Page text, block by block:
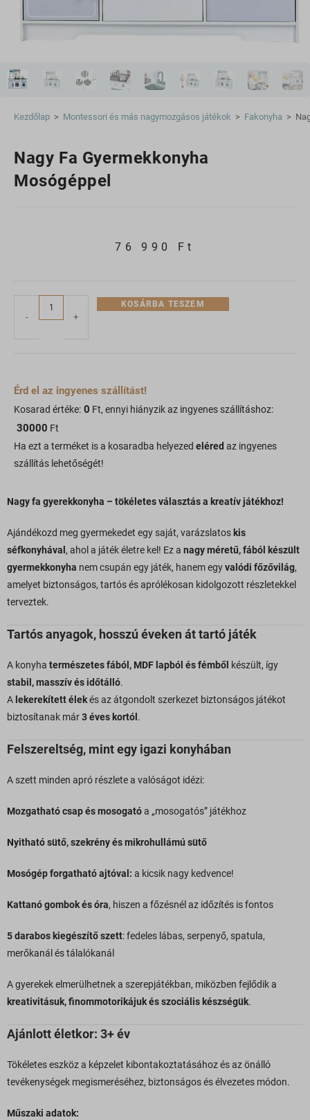
Kezdőlap > Montessori és más nagymozgásos játékok > Fakonyha >
Nagy Fa Gyermekkonyha
Mosógéppel
76 990 Ft
- +
KOSÁRBA TESZEM
Érd el az ingyenes szállítást!
Kosarad értéke: 0 Ft, ennyi hiányzik az ingyenes szállításhoz:
30000 Ft
Ha ezt a terméket is a kosaradba helyezed eléred az ingyenes
szállítás lehetőségét!
Nagy fa gyerekkonyha – tökéletes választás a kreatív játékhoz!
Ajándékozd meg gyermekedet egy saját, varázslatos kis
séfkonyhával , ahol a játék életre kel! Ez a nagy méretű, fából készült
gyermekkonyha nem csupán egy játék, hanem egyvalódi főzővilág,
amelyet biztonságos, tartós és aprólékosan kidolgozott részletekkel
terveztek.
Tartós anyagok, hosszú éveken át tartó játék
A konyha természetes fából, MDF lapból és fémből készült, így
stabil, masszív és időtálló.
A lekerekített élekés az átgondolt szerkezet biztonságos játékot
biztosítanak már3 éves kortól .
Felszereltség, mint egy igazi konyhában
A szett minden apró részlete a valóságot idézi:
Mozgatható csap és mosogatóa „mosogatós” játékhoz
Nyitható sütő, szekrény és mikrohullámú sütő
Mosógép forgatható ajtóval: a kicsik nagy kedvence!
Kattanó gombok és óra, hiszen a főzésnél az időzítés is fontos
5 darabos kiegészítő szett: fedeles lábas, serpenyő, spatula,
merőkanál és tálalókanál
A gyerekek elmerülhetnek a szerepjátékban, miközben fejlődik a
kreativitásuk, finommotorikájuk és szociális készségük.
Ajánlott életkor: 3+ év
Tökéletes eszköz a képzelet kibontakoztatásához és az önálló
tevékenységek megismeréséhez, biztonságos és élvezetes módon.
Műszaki adatok: